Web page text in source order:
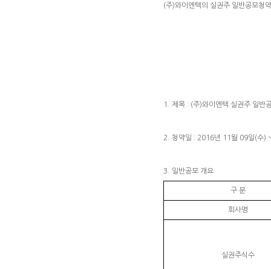
(주)와이엔텍의 실권주 일반공모청
1. 제목 : (주)와이엔텍 실권주 일반
2. 청약일 : 2016년 11월 09일(수)
3. 일반공모 개요
구 분
회사명
실권주식수